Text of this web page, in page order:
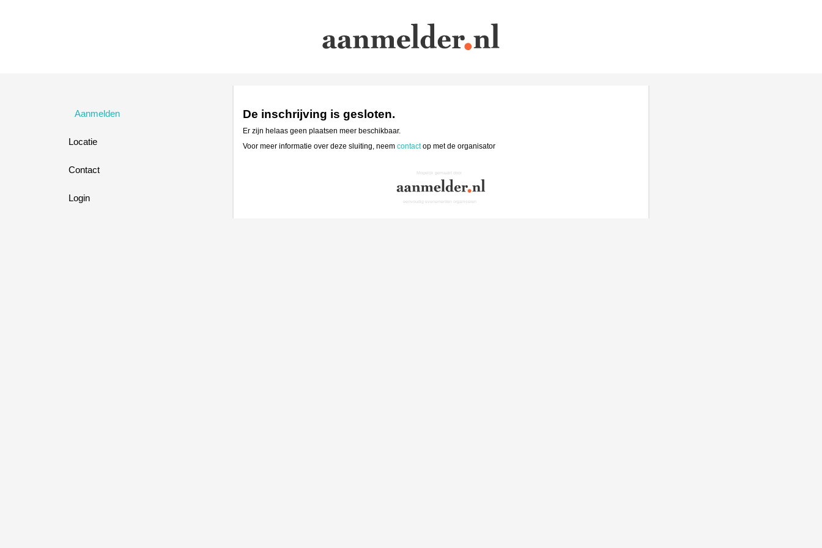
Aanmelden
Locatie
Contact
Login
De inschrijving is gesloten.
Er zijn helaas geen plaatsen meer beschikbaar.
Voor meer informatie over deze sluiting, neem contactop met de organisator
Mogelijk gemaakt door
eenvoudig evenementen organiseren